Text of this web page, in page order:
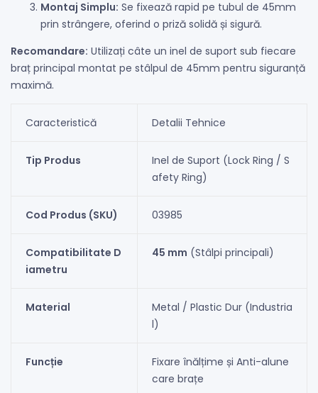
Montaj Simplu: Se fixează rapid pe tubul de 45mm
prin strângere, oferind o priză solidă și sigură.
Recomandare: Utilizați câte un inel de suport sub fiecare
braț principal montat pe stâlpul de 45mm pentru siguranță
maximă.
Caracteristică Detalii Tehnice
Tip Produs
Inel de Suport (Lock Ring / S
afety Ring)
Cod Produs (SKU) 03985
Compatibilitate D
iametru
45 mm (Stâlpi principali)
Material
Metal / Plastic Dur (Industria
l)
Funcție
Fixare înălțime și Anti-alune
care brațe